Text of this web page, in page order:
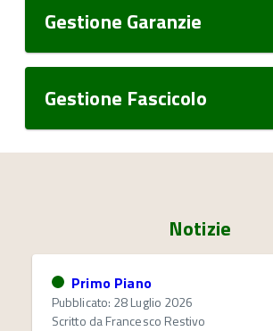
Gestione Garanzie
Gestione Fascicolo
Notizie
Primo Piano
Pubblicato: 28 Luglio 2026
Scritto daFrancesco Restivo